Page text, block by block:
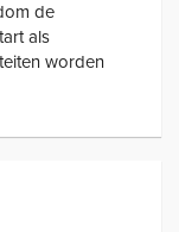
de
als
worden